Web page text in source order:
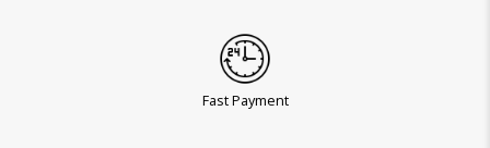
Fast Payment